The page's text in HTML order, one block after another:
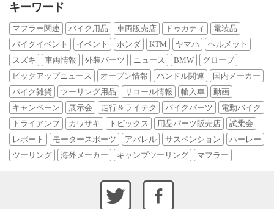
キーワード
マフラー関連 バイク用品 車両販売店 ドゥカティ
電装品
バイクイベント
イベント ホンダ KTM ヤマハ
ヘルメット
スズキ
車両情報 外装パーツ ニュース BMW
グローブ
ピックアップニュース
オープン情報 ハンドル関連
国内メーカー
バイク雑貨
ツーリング用品 リコール情報 輸入車
動画
キャンペーン
展示会 走行＆ライテク バイクパーツ
電動バイク
トライアンフ
カワサキ トピックス 用品パーツ販売店
試乗会
レポート
モータースポーツ アパレル サスペンション
ハーレー
ツーリング
海外メーカー キャンプツーリング マフラー